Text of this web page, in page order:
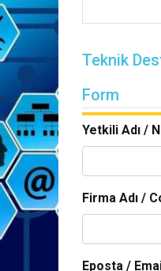
Teknik
Form
Yetkili Adı /
Firma Adı /
Eposta /